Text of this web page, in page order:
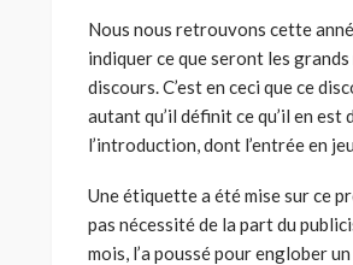
Nous nous retrouvons cette
indiquer ce que seront les
discours. C’est en ceci que ce
autant qu’il définit ce qu’il en
l’introduction, dont l’entrée en
Une étiquette a été mise sur ce
pas nécessité de la part du
mois, l’a poussé pour englober